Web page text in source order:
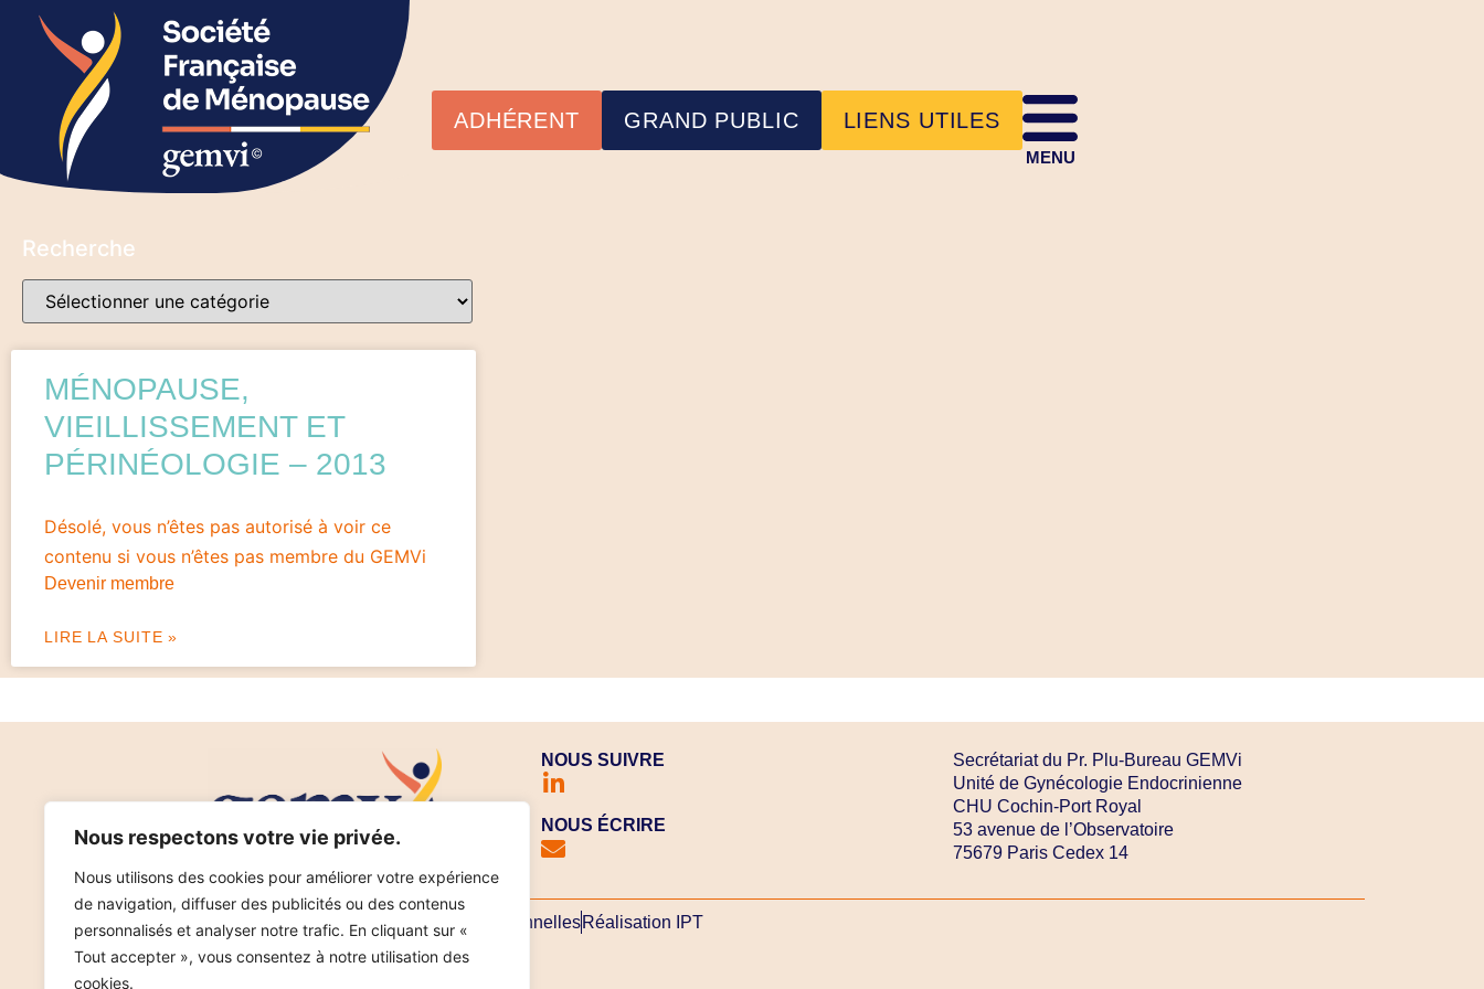
Nous respectons votre vie privée.
Nous utilisons des cookies pour améliorer votre expérience
de navigation, diffuser des publicités ou des contenus
personnalisés et analyser notre trafic. En cliquant sur «
Tout accepter », vous consentez à notre utilisation des
cookies.
ADHÉRENT GRAND PUBLIC LIENS UTILES
MENU
Recherche
MÉNOPAUSE,
VIEILLISSEMENT ET
PÉRINÉOLOGIE – 2013
Désolé, vous n’êtes pas autorisé à voir ce
contenu si vous n’êtes pas membre du GEMVi
Devenir membre
LIRE LA SUITE »
NOUS SUIVRE
NOUS ÉCRIRE
Secrétariat du Pr. Plu-Bureau GEMVi
Unité de Gynécologie Endocrinienne
CHU Cochin-Port Royal
53 avenue de l’Observatoire
75679 Paris Cedex 14
Copyright © 2025 Mentions légales Données personnelles Réalisation IPT